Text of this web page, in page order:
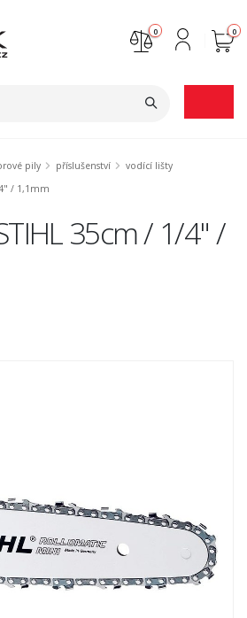
0
0
pily příslušenství
vodící lišty
/ 1,1mm
35cm / 1/4" /